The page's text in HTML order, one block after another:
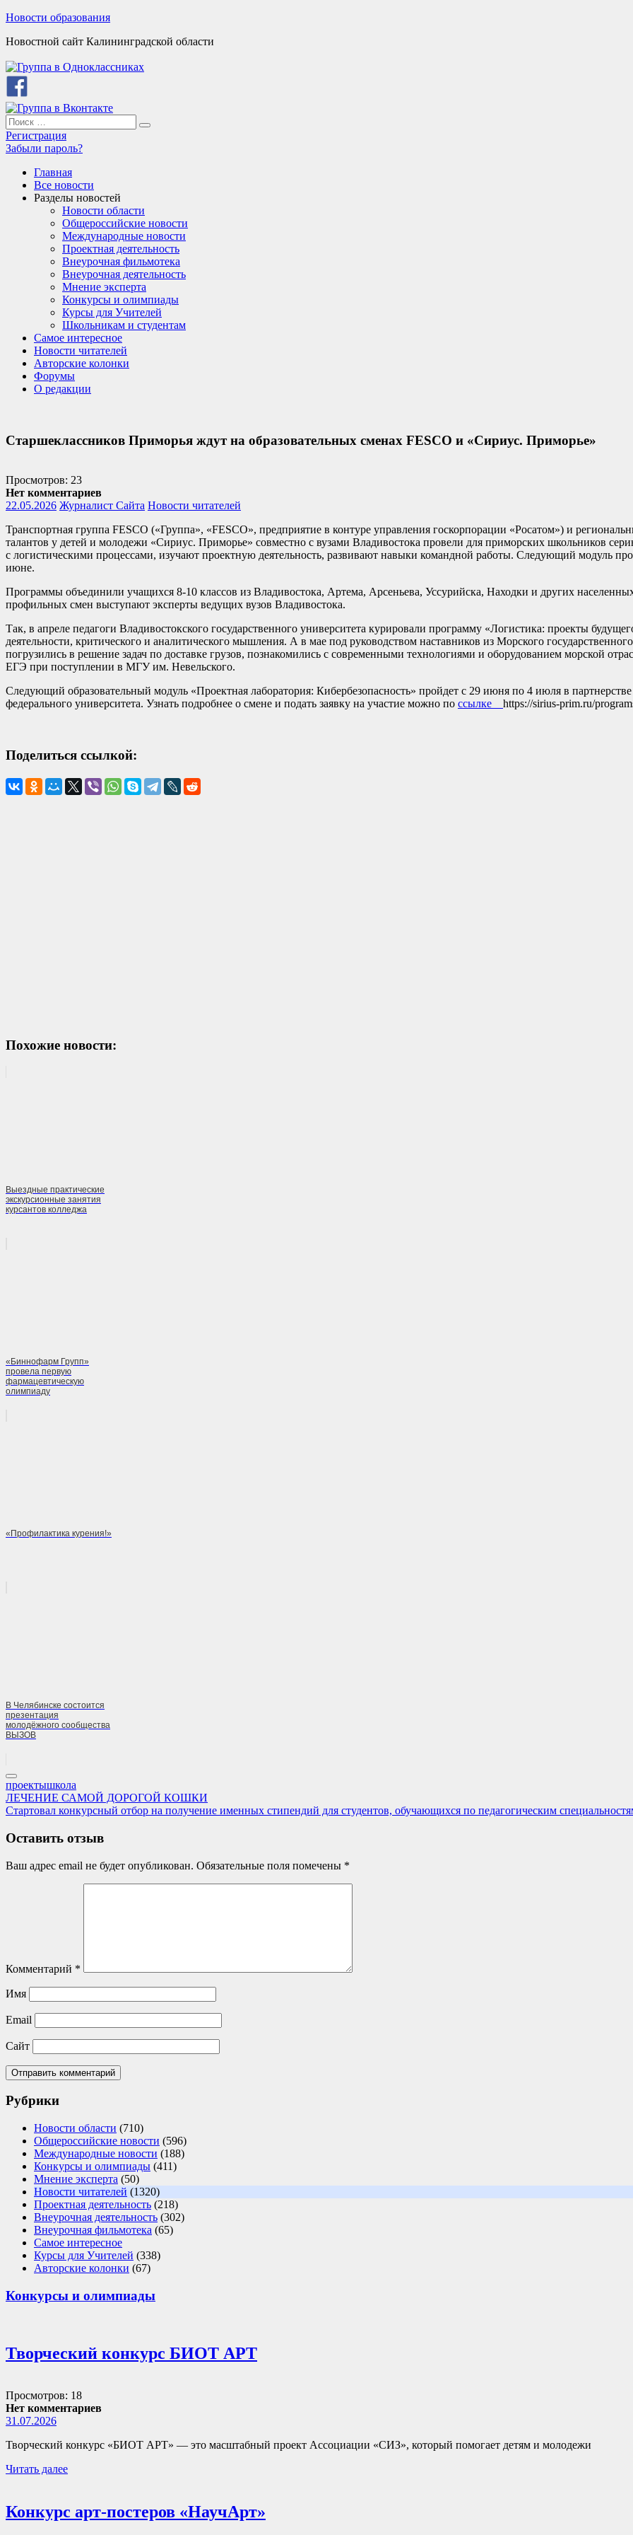
Skip
content
Новости образования
Новостной сайт Калининградской области
Search
for:
Search
Регистрация
Забыли пароль?
Главная
Все новости
Разделы новостей
Новости области
Общероссийские новости
Международные новости
Проектная деятельность
Внеурочная фильмотека
Внеурочная деятельность
Мнение эксперта
Конкурсы и олимпиады
Курсы для Учителей
Школьникам и студентам
Самое интересное
Новости читателей
Авторские колонки
Форумы
О редакции
Старшеклассников Приморья ждут на образовательных сменах FESCO и «Сириус. Приморье»
Просмотров: 23
Нет комментариев
22.05.2026 Журналист Сайта Новости читателей
Транспортная группа FESCO («Группа», «FESCO», предприятие в контуре управления госкорпорации «Росатом») и
талантов у детей и молодежи «Сириус. Приморье» совместно с вузами Владивостока провели для приморских школьников
с логистическими процессами, изучают проектную деятельность, развивают навыки командной работы. Следующий модуль
июне.
Программы объединили учащихся 8-10 классов из Владивостока, Артема, Арсеньева, Уссурийска, Находки и других
профильных смен выступают эксперты ведущих вузов Владивостока.
Так, в апреле педагоги Владивостокского государственного университета курировали программу «Логистика: проекты
деятельности, критического и аналитического мышления. А в мае под руководством наставников из Морского
погрузились в решение задач по доставке грузов, познакомились с современными технологиями и оборудованием морской
ЕГЭ при поступлении в МГУ им. Невельского.
Следующий образовательный модуль «Проектная лаборатория: Кибербезопасность» пройдет с 29 июня по 4 июля в
федерального университета. Узнать подробнее о смене и подать заявку на участие можно по ссылке https://sirius-prim.ru/
Поделиться ссылкой:
Похожие новости:
Выездные практические
экскурсионные занятия
курсантов колледжа
«Биннофарм Групп»
провела первую
фармацевтическую
олимпиаду
«Профилактика курения!»
В Челябинске состоится
презентация
молодёжного сообщества
ВЫЗОВ
проектышкола
Навигация
по
записям
Previous
Post:
ЛЕЧЕНИЕ САМОЙ ДОРОГОЙ КОШКИ
Next
Стартовал конкурсный отбор на получение именных стипендий для студентов, обучающихся по педагогическим
Оставить отзыв
Ваш адрес email не будет опубликован. Обязательные поля помечены *
Комментарий *
Имя
Email
Сайт
Рубрики
Новости области (710)
Общероссийские новости (596)
Международные новости (188)
Конкурсы и олимпиады (411)
Мнение эксперта (50)
Новости читателей (1320)
Проектная деятельность (218)
Внеурочная деятельность (302)
Внеурочная фильмотека (65)
Самое интересное
Курсы для Учителей (338)
Авторские колонки (67)
Конкурсы и олимпиады
Творческий конкурс БИОТ АРТ
Просмотров: 18
Нет комментариев
31.07.2026
Творческий конкурс «БИОТ АРТ» — это масштабный проект Ассоциации «СИЗ», который помогает детям и молодежи
Читать далее
Конкурс арт-постеров «НаучАрт»